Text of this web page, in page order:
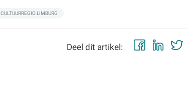
CULTUURREGIO LIMBURG
Deel dit artikel: